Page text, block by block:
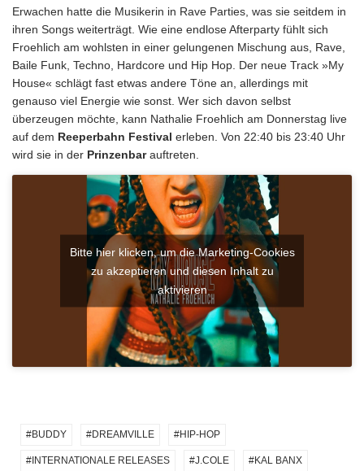
Erwachen hatte die Musikerin in Rave Parties, was sie seitdem in
ihren Songs weiterträgt. Wie eine endlose Afterparty fühlt sich
Froehlich am wohlsten in einer gelungenen Mischung aus, Rave,
Baile Funk, Techno, Hardcore und Hip Hop. Der neue Track »My
House« schlägt fast etwas andere Töne an, allerdings mit
genauso viel Energie wie sonst. Wer sich davon selbst
überzeugen möchte, kann Nathalie Froehlich am Donnerstag live
auf dem Reeperbahn Festival erleben. Von 22:40 bis 23:40 Uhr
wird sie in der Prinzenbarauftreten.
Bitte hier klicken, um die Marketing-Cookies
zu akzeptieren und diesen Inhalt zu
aktivieren
BUDDY DREAMVILLE HIP-HOP
INTERNATIONALE RELEASES J.COLE KAL BANX